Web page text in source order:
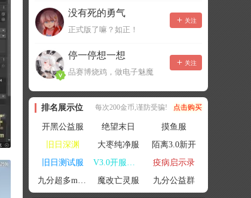
没有死的勇气
正式版了嘛？如正！
关注
停一停想一想
品赛博烧鸡，做电子魅魔
关注
排名展示位 每次200金币,谨防受骗! 点击购买
开黑公益服 绝望末日
摸鱼服
旧日深渊
大枣纯净服
陌离3.0新开
旧日测试服
V3.0开服联机
疫病启示录
九分超多mod群
魔改亡灵服 九分公益群